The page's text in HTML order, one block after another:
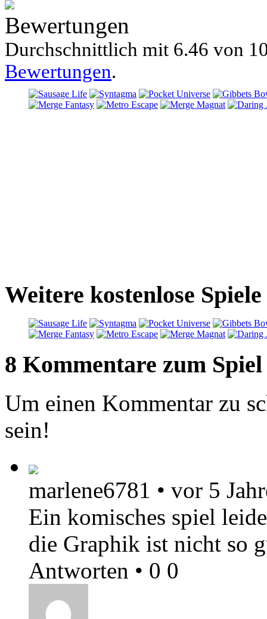
Bewertungen
Durchschnittlich mit 6.46 von
Bewertungen.
Weitere kostenlose
8 Kommentare zum Spiel
Um einen Kommentar zu
sein!
marlene6781 • vor 5
Ein komisches spiel
die Graphik ist nicht so
Antworten • 0 0